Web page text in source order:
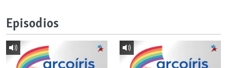
Episodios